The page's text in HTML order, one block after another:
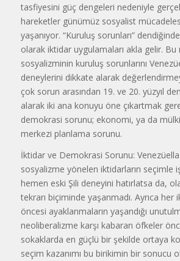
tasfiyesini güç dengeleri nedeniyle
hareketler günümüz sosyalist
yaşanıyor. “Kuruluş sorunları”
olarak iktidar uygulamaları akla gelir. Bu
sosyalizminin kuruluş sorunlarını
deneylerini dikkate alarak
çok sorun arasından 19. ve 20. yüzyıl
alarak iki ana konuyu öne çıkartmak
demokrasi sorunu; ekonomi, ya da
merkezi planlama sorunu.
İktidar ve Demokrasi Sorunu: Venezüella
sosyalizme yönelen iktidarların seçimle
hemen eski Şili deneyini hatırlatsa da,
tekrarı biçiminde yaşanmadı. Ayrıca her
öncesi ayaklanmaların yaşandığı
neoliberalizme karşı kabaran öfkeler
sokaklarda en güçlü bir şekilde ortaya
seçim kazanımı bu birikimin bir sonucu